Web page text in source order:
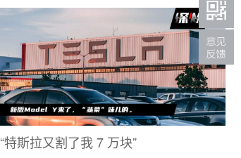
“特斯拉又割了我 7 万块”